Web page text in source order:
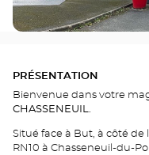
PRÉSENTATION
Bienvenue dans votre
CHASSENEUIL.
Situé face à But, à côté de
RN10 à Chasseneuil-du-